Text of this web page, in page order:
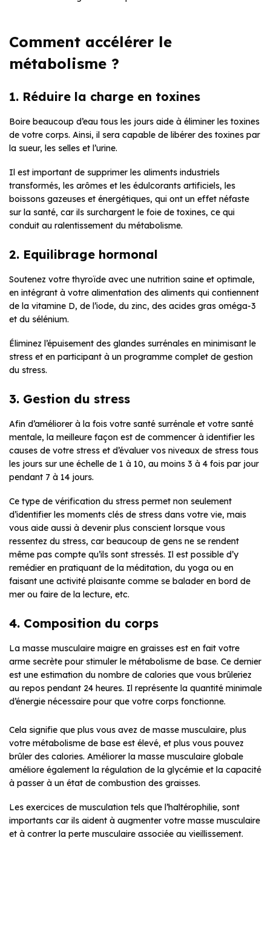
Comment accélérer le
métabolisme ?
1. Réduire la charge en toxines
Boire beaucoup d’eau tous les jours aide à éliminer les toxines
de votre corps. Ainsi, il sera capable de libérer des toxines par
la sueur, les selles et l’urine.
Il est important de supprimer les aliments industriels
transformés, les arômes et les édulcorants artificiels, les
boissons gazeuses et énergétiques, qui ont un effet néfaste
sur la santé, car ils surchargent le foie de toxines, ce qui
conduit au ralentissement du métabolisme.
2. Equilibrage hormonal
Soutenez votre thyroïde avec une nutrition saine et optimale,
en intégrant à votre alimentation des aliments qui contiennent
de la vitamine D, de l’iode, du zinc, des acides gras oméga-3
et du sélénium.
Éliminez l’épuisement des glandes surrénales en minimisant le
stress et en participant à un programme complet de gestion
du stress.
3. Gestion du stress
Afin d’améliorer à la fois votre santé surrénale et votre santé
mentale, la meilleure façon est de commencer à identifier les
causes de votre stress et d’évaluer vos niveaux de stress tous
les jours sur une échelle de 1 à 10, au moins 3 à 4 fois par jour
pendant 7 à 14 jours.
Ce type de vérification du stress permet non seulement
d’identifier les moments clés de stress dans votre vie, mais
vous aide aussi à devenir plus conscient lorsque vous
ressentez du stress, car beaucoup de gens ne se rendent
même pas compte qu’ils sont stressés. Il est possible d’y
remédier en pratiquant de la méditation, du yoga ou en
faisant une activité plaisante comme se balader en bord de
mer ou faire de la lecture, etc.
4. Composition du corps
La masse musculaire maigre en graisses est en fait votre
arme secrète pour stimuler le métabolisme de base. Ce dernier
est une estimation du nombre de calories que vous brûleriez
au repos pendant 24 heures. Il représente la quantité minimale
d’énergie nécessaire pour que votre corps fonctionne.
Cela signifie que plus vous avez de masse musculaire, plus
votre métabolisme de base est élevé, et plus vous pouvez
brûler des calories. Améliorer la masse musculaire globale
améliore également la régulation de la glycémie et la capacité
à passer à un état de combustion des graisses.
Les exercices de musculation tels que l’haltérophilie, sont
importants car ils aident à augmenter votre masse musculaire
et à contrer la perte musculaire associée au vieillissement.